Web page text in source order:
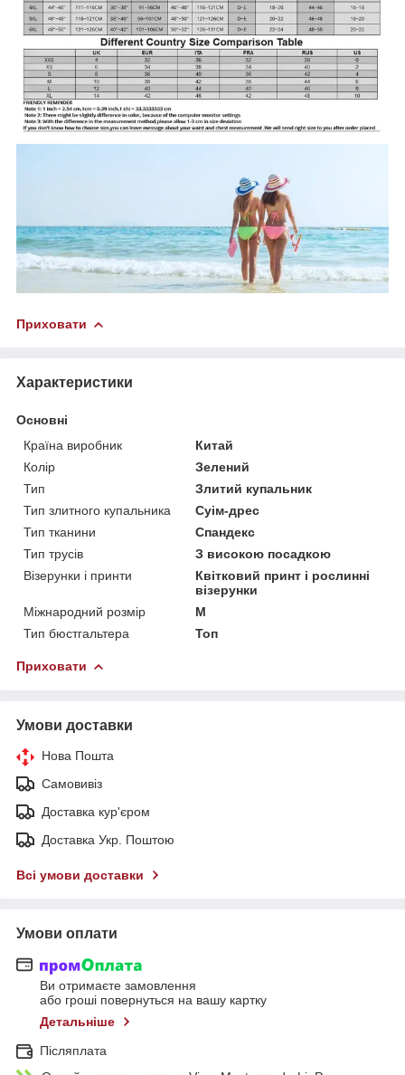
Приховати
Характеристики
Основні
Країна виробник
Китай
Колір
Зелений
Тип
Злитий купальник
Тип злитного купальника
Суім-дрес
Тип тканини
Спандекс
Тип трусів
З високою посадкою
Візерунки і принти
Квітковий принт і рослинні
візерунки
Міжнародний розмір
M
Тип бюстгальтера
Топ
Приховати
Умови доставки
Нова Пошта
Самовивіз
Доставка кур'єром
Доставка Укр. Поштою
Всі умови доставки
Умови оплати
Ви отримаєте замовлення
або гроші повернуться на вашу картку
Детальніше
Післяплата